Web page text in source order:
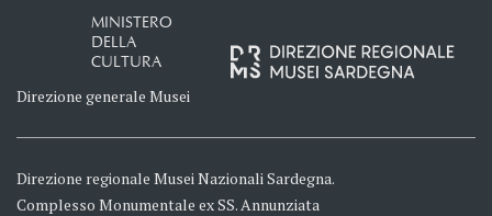
MINISTERO
DELLA
CULTURA
Direzione generale Musei
Direzione regionale Musei Nazionali Sardegna.
Complesso Monumentale ex SS. Annunziata